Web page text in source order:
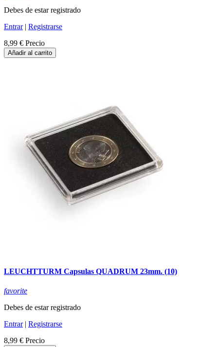
Debes de estar registrado
Entrar| Registrarse
8,99 € Precio
Añadir al carrito
LEUCHTTURM Capsulas QUADRUM 23mm. (10)
favorite
Debes de estar registrado
Entrar| Registrarse
8,99 € Precio